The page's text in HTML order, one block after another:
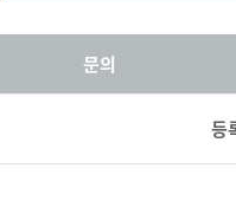
문의
등